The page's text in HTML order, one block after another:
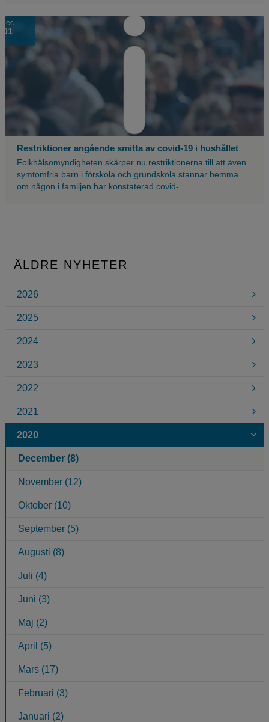
dec
01
Restriktioner angående smitta av covid-19 i hushållet
Folkhälsomyndigheten skärper nu restriktionerna till att även
symtomfria barn i förskola och grundskola stannar hemma
om någon i familjen har konstaterad covid-...
Suddig
bild
på
en
massa
nyans
med
stort
ÄLDRE NYHETER
2026
2025
2024
2023
2022
2021
2020
December (8)
November (12)
Oktober (10)
September (5)
Augusti (8)
Juli (4)
Juni (3)
Maj (2)
April (5)
Mars (17)
Februari (3)
Januari (2)